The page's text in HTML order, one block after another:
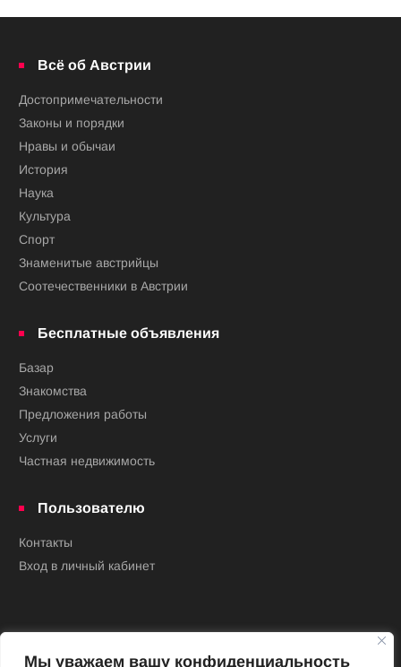
Мы уважаем вашу конфиденциальность
Всё об Австрии
Достопримечательности
Законы и порядки
Нравы и обычаи
История
Наука
Культура
Спорт
Знаменитые австрийцы
Соотечественники в Австрии
Бесплатные объявления
Базар
Знакомства
Предложения работы
Услуги
Частная недвижимость
Пользователю
Контакты
Вход в личный кабинет